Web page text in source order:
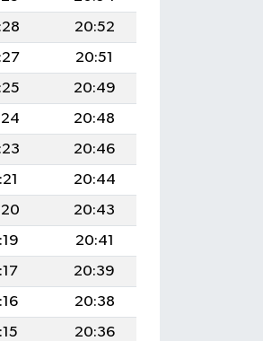
20:52
20:51
20:49
20:48
20:46
20:44
20:43
20:41
20:39
20:38
20:36